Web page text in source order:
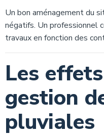
Un bon aménagement du
négatifs. Un professionnel
travaux en fonction des
Les
gestion
pluviales